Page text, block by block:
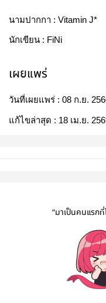
นามปากกา : Vitamin J*
นักเขียน : FiNi
เผยแพร่
วันที่เผยแพร่ : 08 ก.ย.
แก้ไขล่าสุด : 18 เม.ย.
“มาเป็นคนแรกที่